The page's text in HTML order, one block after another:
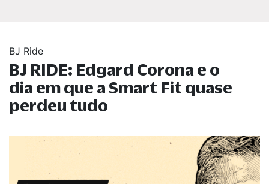
BJ Ride
BJ RIDE: Edgard Corona e o
dia em que a Smart Fit quase
perdeu tudo